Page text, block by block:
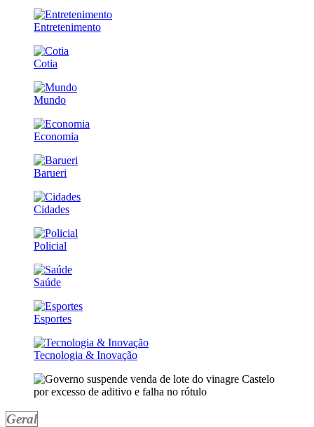
Entretenimento
Cotia
Mundo
Economia
Barueri
Cidades
Policial
Saúde
Esportes
Tecnologia & Inovação
Geral